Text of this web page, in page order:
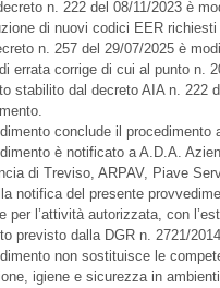
n. 222 del 08/11/2023 è
di nuovi codici EER
n. 257 del 29/07/2025 è
errata corrige di cui al punto n.
stabilito dal decreto AIA n. 222
conclude il
è notificato a A.D.A.
di Treviso, ARPAV, Piave
notifica del presente
per l’attività autorizzata, con
previsto dalla DGR n. 2721/
non sostituisce le
igiene e sicurezza in